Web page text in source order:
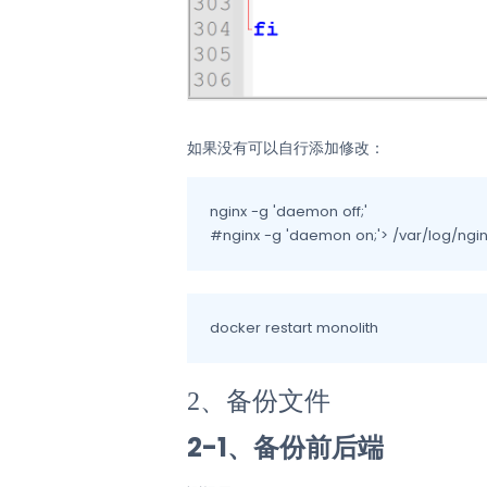
如果没有可以自行添加修改：
nginx -g 'daemon off;'
#nginx -g 'daemon on;'> /var/log/
docker restart monolith
2、备份文件
2-1、备份前后端